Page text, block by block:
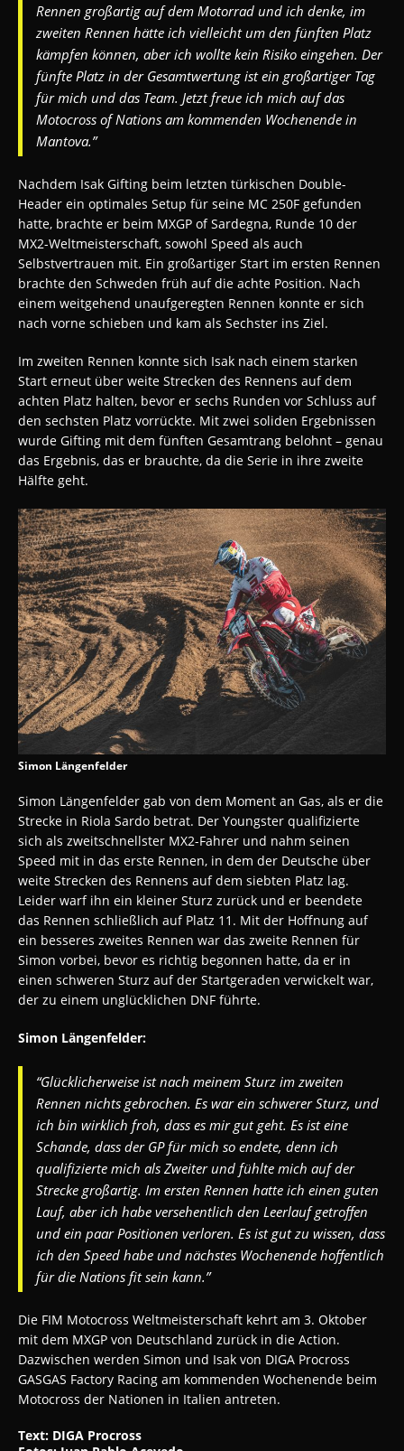
Rennen großartig auf dem Motorrad und ich denke, im
zweiten Rennen hätte ich vielleicht um den fünften Platz
kämpfen können, aber ich wollte kein Risiko eingehen. Der
fünfte Platz in der Gesamtwertung ist ein großartiger Tag
für mich und das Team. Jetzt freue ich mich auf das
Motocross of Nations am kommenden Wochenende in
Mantova.”
Nachdem Isak Gifting beim letzten türkischen Double-
Header ein optimales Setup für seine MC 250F gefunden
hatte, brachte er beim MXGP of Sardegna, Runde 10 der
MX2-Weltmeisterschaft, sowohl Speed als auch
Selbstvertrauen mit. Ein großartiger Start im ersten Rennen
brachte den Schweden früh auf die achte Position. Nach
einem weitgehend unaufgeregten Rennen konnte er sich
nach vorne schieben und kam als Sechster ins Ziel.
Im zweiten Rennen konnte sich Isak nach einem starken
Start erneut über weite Strecken des Rennens auf dem
achten Platz halten, bevor er sechs Runden vor Schluss auf
den sechsten Platz vorrückte. Mit zwei soliden Ergebnissen
wurde Gifting mit dem fünften Gesamtrang belohnt – genau
das Ergebnis, das er brauchte, da die Serie in ihre zweite
Hälfte geht.
Simon Längenfelder
Simon Längenfelder gab von dem Moment an Gas, als er die
Strecke in Riola Sardo betrat. Der Youngster qualifizierte
sich als zweitschnellster MX2-Fahrer und nahm seinen
Speed mit in das erste Rennen, in dem der Deutsche über
weite Strecken des Rennens auf dem siebten Platz lag.
Leider warf ihn ein kleiner Sturz zurück und er beendete
das Rennen schließlich auf Platz 11. Mit der Hoffnung auf
ein besseres zweites Rennen war das zweite Rennen für
Simon vorbei, bevor es richtig begonnen hatte, da er in
einen schweren Sturz auf der Startgeraden verwickelt war,
der zu einem unglücklichen DNF führte.
Simon Längenfelder:
“Glücklicherweise ist nach meinem Sturz im zweiten
Rennen nichts gebrochen. Es war ein schwerer Sturz, und
ich bin wirklich froh, dass es mir gut geht. Es ist eine
Schande, dass der GP für mich so endete, denn ich
qualifizierte mich als Zweiter und fühlte mich auf der
Strecke großartig. Im ersten Rennen hatte ich einen guten
Lauf, aber ich habe versehentlich den Leerlauf getroffen
und ein paar Positionen verloren. Es ist gut zu wissen, dass
ich den Speed habe und nächstes Wochenende hoffentlich
für die Nations fit sein kann.”
Die FIM Motocross Weltmeisterschaft kehrt am 3. Oktober
mit dem MXGP von Deutschland zurück in die Action.
Dazwischen werden Simon und Isak von DIGA Procross
GASGAS Factory Racing am kommenden Wochenende beim
Motocross der Nationen in Italien antreten.
Text: DIGA Procross